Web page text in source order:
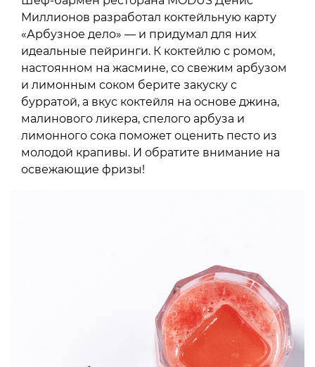
Миллионов разработал коктейльную карту
«Арбузное дело» — и придумал для них
идеальные пейринги. К коктейлю с ромом,
настоянном на жасмине, со свежим арбузом
и лимонным соком берите закуску с
бурратой, а вкус коктейля на основе джина,
малинового ликера, спелого арбуза и
лимонного сока поможет оценить песто из
молодой крапивы. И обратите внимание на
освежающие фризы!